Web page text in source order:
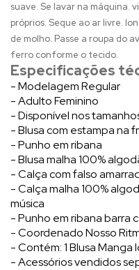
suave. Se lavar na máquina.
próprios. Seque ao ar livre.
de molho. Passe a roupa do
ferro conforme o tecido.
Especificações
- Modelagem Regular
- Adulto Feminino
- Disponível nos
- Blusa com estampa na
- Punho em ribana
- Blusa malha 100%
- Calça com falso
- Calça malha 100%
música
- Punho em ribana barra
- Coordenado Nosso
- Contém: 1 Blusa Manga
- Acessórios vendidos